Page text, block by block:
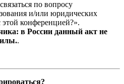
по вопросу
и/или юридических
конференцией?».
в России данный акт не
.